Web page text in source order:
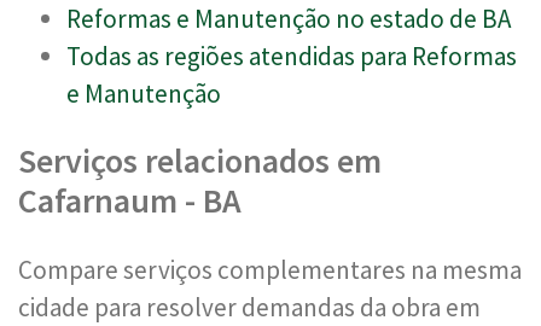
Reformas e Manutenção no estado de BA
Todas as regiões atendidas para Reformas
e Manutenção
Serviços relacionados em
Cafarnaum - BA
Compare serviços complementares na mesma
cidade para resolver demandas da obra em